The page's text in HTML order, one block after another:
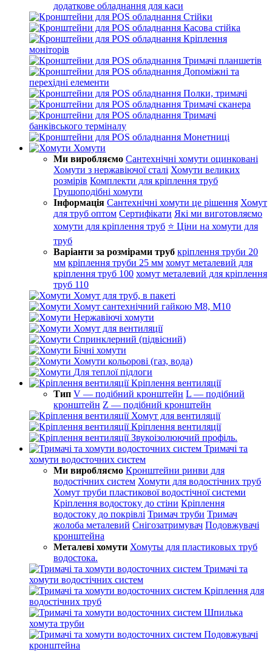
додаткове обладнання для каси
Стійки
Касова стійка
Кріплення
моніторів
Тримачі планшетів
Допоміжні та
перехідні елементи
Полки, тримачі
Тримачі сканера
Тримачі
банківського терміналу
Монетниці
Хомути
Ми виробляємо Сантехнічні хомути оцинковані
Хомути з нержавіючої сталі Хомути великих
розмірів Комплекти для кріплення труб
Грушоподібні хомути
Інформація Сантехнічні хомути це рішення Хомут
для труб оптом Сертифікати Які ми виготовляємо
хомути для кріплення труб ⭐ Ціни на хомути для
труб
Варіанти за розмірами труб кріплення труби 20
мм кріплення труби 25 мм хомут металевий для
кріплення труб 100 хомут металевий для кріплення
труб 110
Хомут для труб, в пакеті
Хомут сантехнічний гайкою М8, М10
Нержавіючі хомути
Хомут для вентиляції
Спринклерний (підвісний)
Бічні хомути
Хомути кольорові (газ, вода)
Для теплої підлоги
Кріплення вентиляції
Тип V — подібний кронштейн L — подібний
кронштейн Z — подібний кронштейн
Хомут для вентиляції
Кріплення вентиляції
Звукоізолюючий профіль.
Тримачі та
хомути водосточних систем
Ми виробляємо Кронштейни ринви для
водостічних систем Хомути для водостічних труб
Хомут труби пластикової водостічної системи
Кріплення водостоку до стіни Кріплення
водостоку до покрівлі Тримач труби Тримач
жолоба металевий Снігозатримувач Подовжувачі
кронштейна
Металеві хомути Хомуты для пластиковых труб
водостока.
Тримачі та
хомути водостічних систем
Кріплення для
водостічних труб
Шпилька
хомута труби
Подовжувачі
кронштейна